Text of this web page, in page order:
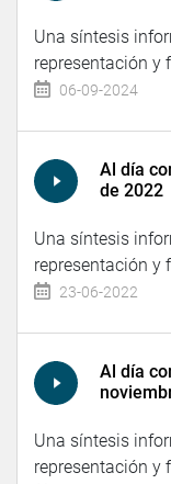
Una síntesis
representación y
06-09-2024
Al día
de 2022
Una síntesis
representación y
23-06-2022
Al día
Una síntesis
representación y